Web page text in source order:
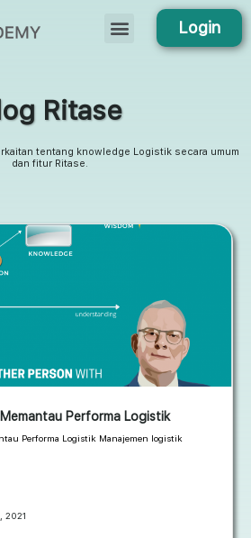
Login
Ritase
tentang knowledge Logistik secara umum
dan fitur Ritase.
Performa Logistik
Performa Logistik Manajemen logistik
2021